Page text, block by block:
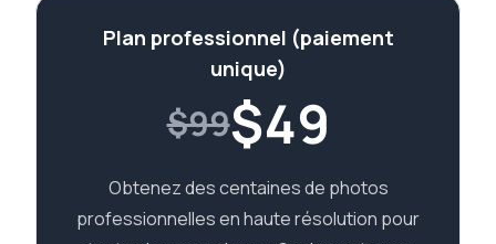
Plan professionnel (paiement
unique)
$99$49
Obtenez des centaines de photos
professionnelles en haute résolution pour